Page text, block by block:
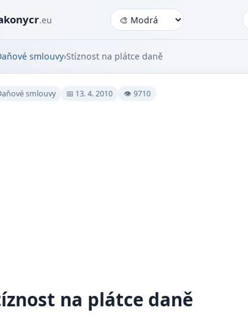
.eu
smlouvy›Stíznost na plátce daně
smlouvy 📅 13. 4. 2010 👁 9710
na plátce daně